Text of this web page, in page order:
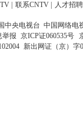
联系CNTV 人才招聘
中央电视台 中国网络电
举报 京ICP证060535号
新出网证（京）